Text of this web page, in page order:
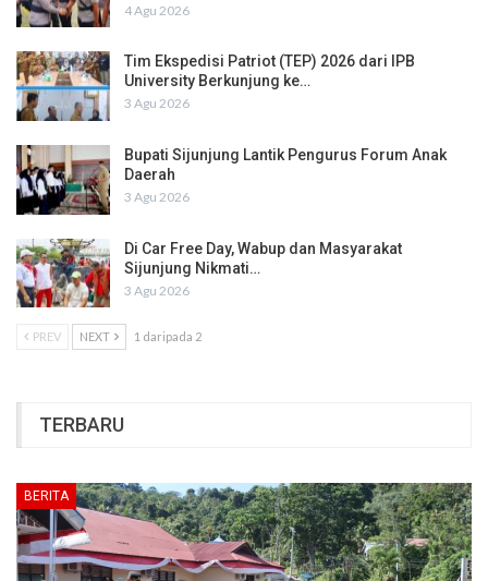
4 Agu 2026
Tim Ekspedisi Patriot (TEP) 2026 dari IPB
University Berkunjung ke…
3 Agu 2026
Bupati Sijunjung Lantik Pengurus Forum Anak
Daerah
3 Agu 2026
Di Car Free Day, Wabup dan Masyarakat
Sijunjung Nikmati…
3 Agu 2026
PREV NEXT 1 daripada 2
TERBARU
BERITA